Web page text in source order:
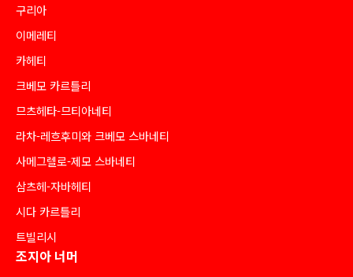
구리아
이메레티
카헤티
크베모 카르틀리
므츠헤타-므티아네티
라차-레흐후미와 크베모 스바네티
사메그렐로-제모 스바네티
삼츠헤-자바헤티
시다 카르틀리
트빌리시
조지아 너머